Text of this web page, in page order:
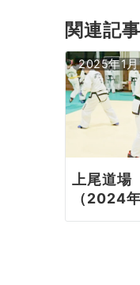
ビ
ゲ
ー
シ
ョ
ン
関連記事
2025年1
上尾道
（2024